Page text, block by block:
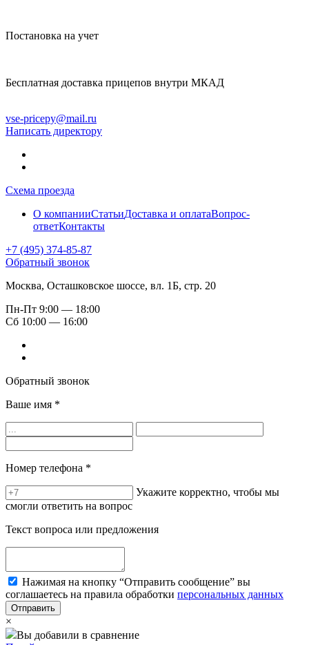
Постановка на учет
Бесплатная доставка прицепов внутри МКАД
vse-pricepy@mail.ru
Написать директору
Схема проезда
О компанииСтатьиДоставка и оплатаВопрос-
ответКонтакты
+7 (495) 374-85-87
Обратный звонок
Москва, Осташковское шоссе, вл. 1Б, стр. 20
Пн-Пт 9:00 — 18:00
Сб 10:00 — 16:00
Обратный звонок
Ваше имя *
Номер телефона *
Укажите корректно, чтобы мы
смогли ответить на вопрос
Текст вопроса или предложения
Нажимая на кнопку “Отправить сообщение” вы
соглашаетесь на правила обработки персональных данных
×
Вы добавили в сравнение